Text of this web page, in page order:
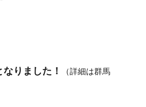
なりました！ （詳細は群馬